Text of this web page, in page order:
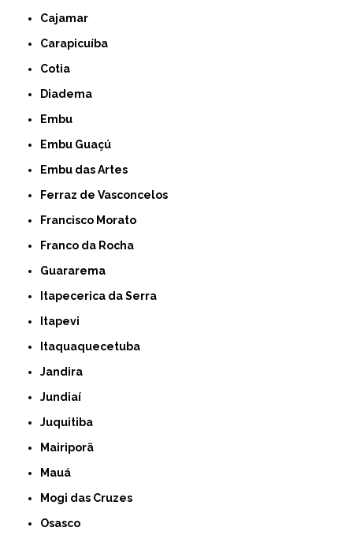
Cajamar
Carapicuíba
Cotia
Diadema
Embu
Embu Guaçú
Embu das Artes
Ferraz de Vasconcelos
Francisco Morato
Franco da Rocha
Guararema
Itapecerica da Serra
Itapevi
Itaquaquecetuba
Jandira
Jundiaí
Juquitiba
Mairiporã
Mauá
Mogi das Cruzes
Osasco